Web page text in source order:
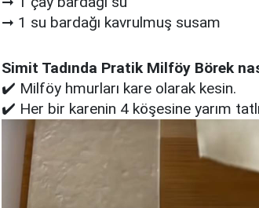
➞ 1 su bardağı kavrulmuş susam
Simit Tadında Pratik Milföy Börek
✔️ Milföy hmurları kare olarak kesin.
✔️ Her bir karenin 4 köşesine yarım